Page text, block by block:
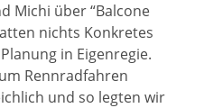
Michi über “Balcone
nichts Konkretes
in Eigenregie.
Rennradfahren
und so legten wir